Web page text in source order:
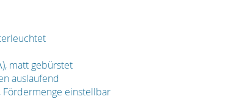
matt gebürstet
auslaufend
einstellbar